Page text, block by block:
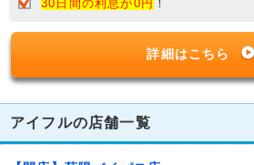
30日間の利息が0円 ！
詳細はこちら
アイフルの店舗一覧